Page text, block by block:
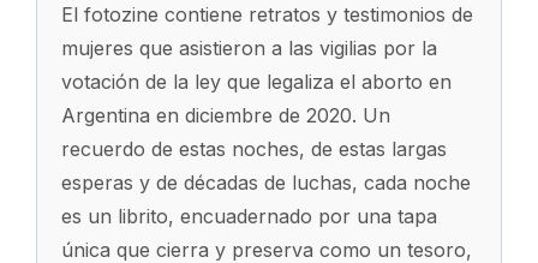
El fotozine contiene retratos y testimonios de
mujeres que asistieron a las vigilias por la
votación de la ley que legaliza el aborto en
Argentina en diciembre de 2020. Un
recuerdo de estas noches, de estas largas
esperas y de décadas de luchas, cada noche
es un librito, encuadernado por una tapa
única que cierra y preserva como un tesoro,